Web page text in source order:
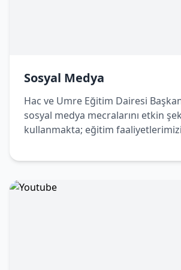
Sosyal Medya
Hac ve Umre Eğitim Dairesi
sosyal medya mecralarını etkin
kullanmakta; eğitim
dijital platformlar üzerinden de
medya hesaplarımızdan takip